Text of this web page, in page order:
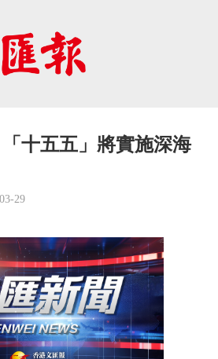
「十五五」將實施深海
29